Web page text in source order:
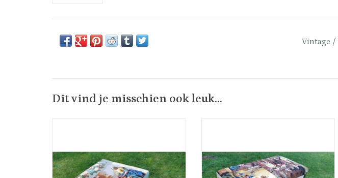
Vintage /
Dit vind je misschien ook leuk...
borduurwerken. De kleuren zijn met zorg bij
elkaar gezocht. Klassiekers en bloemen
vormen een mooi geheel.
en bloemen en landschap. De afmeting is 95
cm lang, 55 cm breed en 39 cm hoog. Een
unieke poef te gebruiken als zitmeubel, tafel